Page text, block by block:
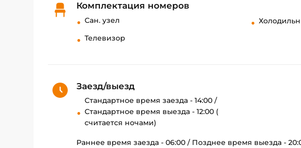
Комплектация номеров
Сан. узел
Телевизор
Заезд/выезд
Стандартное время заезда - 14:00 /
Стандартное время выезда - 12:00 (
считается ночами)
Раннее время заезда - 06:00 / Позднее время выезда -